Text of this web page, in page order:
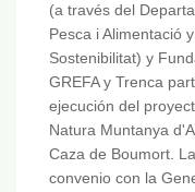
(a través del
Pesca i Alimentació
Sostenibilitat) y
GREFA y Trenca
ejecución del
Natura Muntanya
Caza de Boumort.
convenio con la